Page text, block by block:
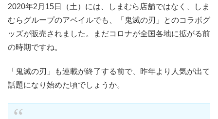
2020年2月15日（土）には、しまむら店舗ではなく、しま
むらグループのアベイルでも、「鬼滅の刃」とのコラボグ
ッズが販売されました。まだコロナが全国各地に拡がる前
の時期ですね。
「鬼滅の刃」も連載が終了する前で、昨年より人気が出て
話題になり始めた頃でしょうか。